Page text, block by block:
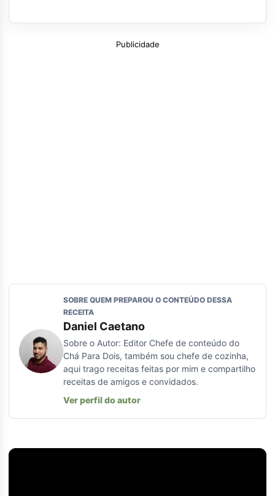
Publicidade
SOBRE QUEM PREPAROU O CONTEÚDO DESSA
RECEITA
Daniel Caetano
Sobre o Autor: Editor Chefe de conteúdo do
Chá Para Dois, também sou chefe de cozinha,
aqui trago receitas feitas por mim e compartilho
receitas de amigos e convidados.
Ver perfil do autor